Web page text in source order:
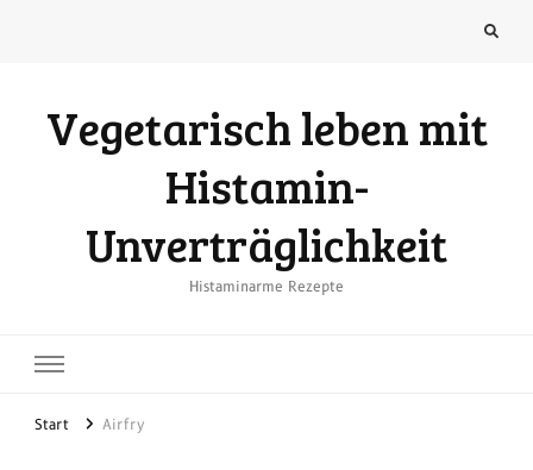
Vegetarisch leben mit
Histamin-
Unverträglichkeit
Histaminarme Rezepte
Start Airfry